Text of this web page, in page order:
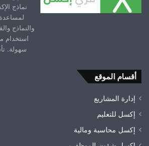
نماذج
والنماذج
استخدام
سهولة.
أقسام الموقع
إدارة المشاريع
إكسل للتعليم
إكسل محاسبة ومالية